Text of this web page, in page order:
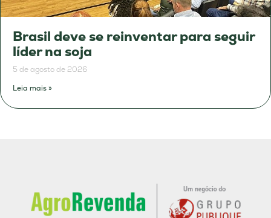
Brasil deve se reinventar para seguir
líder na soja
5 de agosto de 2026
Leia mais »